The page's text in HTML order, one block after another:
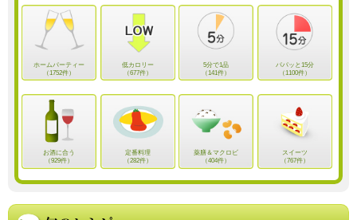
ホームパーティー
（1752件）
低カロリー
（677件）
5分で1品
（141件）
パパッと15分
（1100件）
お酒に合う
（929件）
定番料理
（282件）
薬膳＆マクロビ
（404件）
スイーツ
（767件）